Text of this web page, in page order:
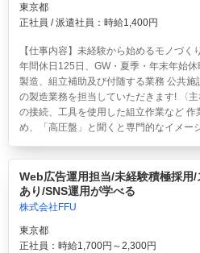
東京都
正社員 / 派遣社員：時給1,400円
【仕事内容】未経験から始めるモノづ
年間休日125日、GW・夏季・年末年始
製造、組立補助及び付随する業務 公共
の製造業務を担当していただきます! 〈
の接続、工具を使用した組立作業など
め、「高圧盤」と聞くと専門的なイメー
Web広告運用担当/未経験積極採用
あり/SNS運用が学べる
株式会社FFU
東京都
正社員：時給1,700円～2,300円